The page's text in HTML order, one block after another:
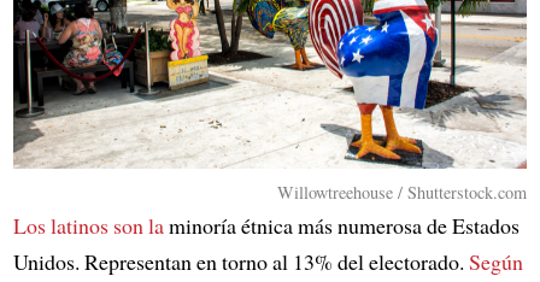
Willowtreehouse / Shutterstock.com
Los latinos son laminoría étnica más numerosa de Estados
Unidos. Representan en torno al 13% del electorado. Según